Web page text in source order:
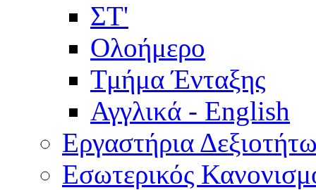
ΣΤ'
Ολοήμερο
Τμήμα Ένταξης
Αγγλικά - English
Εργαστήρια
Εσωτερικός